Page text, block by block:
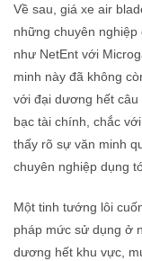
Về sau, giá xe air
những chuyên
như NetEnt với
minh này đã không
với đại dương hết câu
bạc tài chính, chắc
thấy rõ sự văn minh
chuyên nghiệp dụng
Một tinh tướng lôi
pháp mức sử dụng ở
dương hết khu vực,